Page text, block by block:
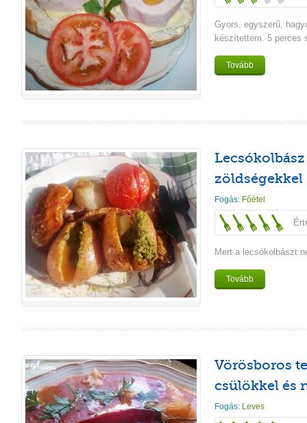
Gyors, egyszerű,
készítettem. 5 perces
Tovább
zöldségekkel
Fogás: Főétel
Mert a lecsókolbászt
Tovább
Vörösboros
csülökkel és
Fogás: Leves